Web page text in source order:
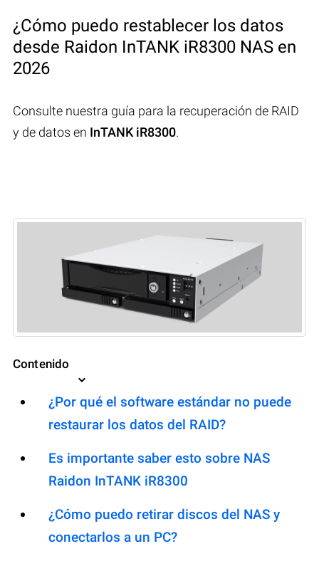
¿Cómo puedo restablecer los datos
desde Raidon InTANK iR8300 NAS en
2026
Consulte nuestra guía para la recuperación de RAID
y de datos en InTANK iR8300.
Contenido
¿Por qué el software estándar no puede
restaurar los datos del RAID?
Es importante saber esto sobre NAS
Raidon InTANK iR8300
¿Cómo puedo retirar discos del NAS y
conectarlos a un PC?